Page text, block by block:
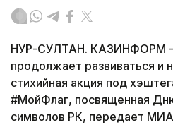
НУР-СУЛТАН. КАЗИНФОРМ -
продолжает развиваться и
стихийная акция под
#МойФлаг, посвященная
символов РК, передает